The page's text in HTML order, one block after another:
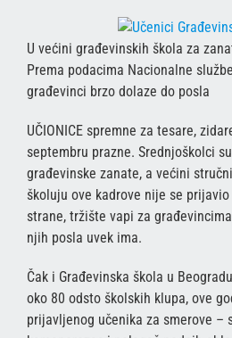
U većini građevinskih škola za
Prema podacima Nacionalne
građevinci brzo dolaze do posla
UČIONICE spremne za tesare,
septembru prazne. Srednjoškolci
građevinske zanate, a većini
školuju ove kadrove nije se
strane, tržište vapi za
njih posla uvek ima.
Čak i Građevinska škola u
oko 80 odsto školskih klupa, ove
prijavljenog učenika za smerove –